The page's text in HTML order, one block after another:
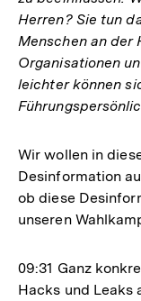
Herren? Sie tun
Menschen an der
Organisationen
leichter können
Wir wollen in
Desinformation
ob diese
unseren
09:31 Ganz
Hacks und Leaks